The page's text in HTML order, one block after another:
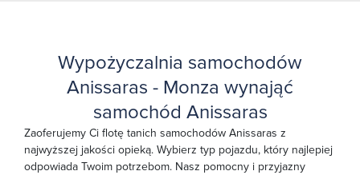
Wypożyczalnia samochodów
Anissaras - Monza wynająć
samochód Anissaras
Zaoferujemy Ci flotę tanich samochodów Anissaras z
najwyższej jakości opieką. Wybierz typ pojazdu, który najlepiej
odpowiada Twoim potrzebom. Nasz pomocny i przyjazny